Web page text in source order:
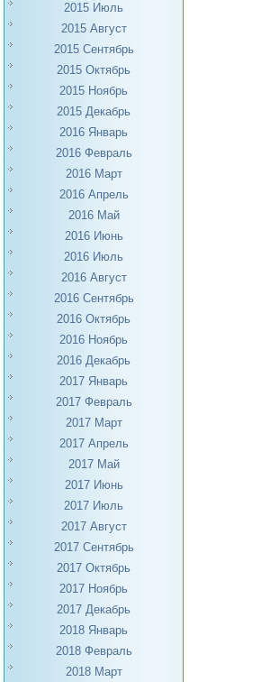
2015 Июль
2015 Август
2015 Сентябрь
2015 Октябрь
2015 Ноябрь
2015 Декабрь
2016 Январь
2016 Февраль
2016 Март
2016 Апрель
2016 Май
2016 Июнь
2016 Июль
2016 Август
2016 Сентябрь
2016 Октябрь
2016 Ноябрь
2016 Декабрь
2017 Январь
2017 Февраль
2017 Март
2017 Апрель
2017 Май
2017 Июнь
2017 Июль
2017 Август
2017 Сентябрь
2017 Октябрь
2017 Ноябрь
2017 Декабрь
2018 Январь
2018 Февраль
2018 Март